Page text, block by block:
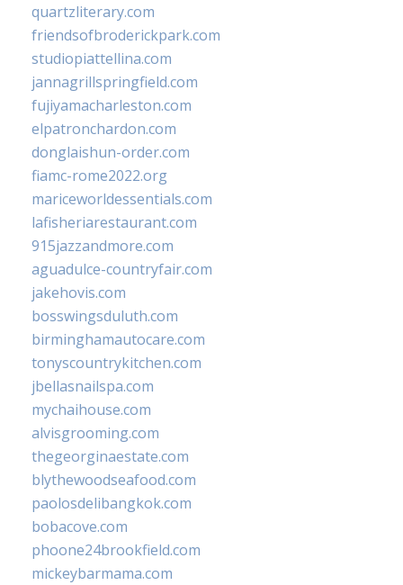
quartzliterary.com
friendsofbroderickpark.com
studiopiattellina.com
jannagrillspringfield.com
fujiyamacharleston.com
elpatronchardon.com
donglaishun-order.com
fiamc-rome2022.org
mariceworldessentials.com
lafisheriarestaurant.com
915jazzandmore.com
aguadulce-countryfair.com
jakehovis.com
bosswingsduluth.com
birminghamautocare.com
tonyscountrykitchen.com
jbellasnailspa.com
mychaihouse.com
alvisgrooming.com
thegeorginaestate.com
blythewoodseafood.com
paolosdelibangkok.com
bobacove.com
phoone24brookfield.com
mickeybarmama.com